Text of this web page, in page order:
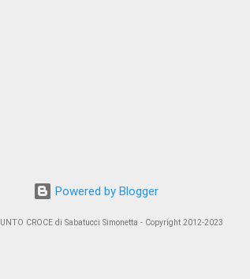
Powered by Blogger
CROCE di Sabatucci Simonetta - Copyright 2012-2023